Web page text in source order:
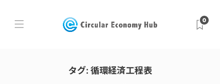
0
タグ: 循環経済工程表